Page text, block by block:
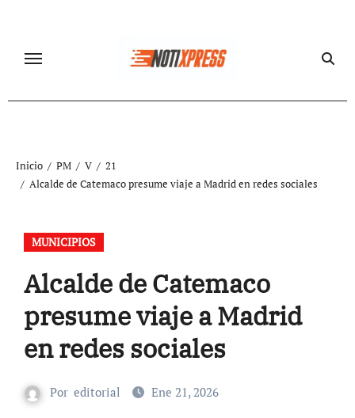
contenido
Inicio PM V
21
Alcalde de Catemaco presume viaje a Madrid en redes sociales
MUNICIPIOS
Alcalde de Catemaco
presume viaje a Madrid
en redes sociales
Por editorial Ene 21, 2026